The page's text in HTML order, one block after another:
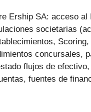
Ership SA: acceso al
societarias
concursales,
flujos de
fuentes de